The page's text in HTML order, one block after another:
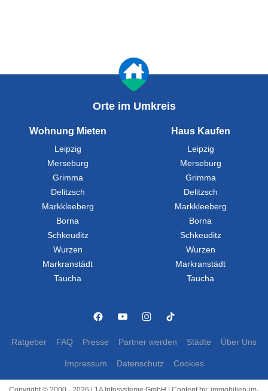
Orte im Umkreis
Wohnung Mieten
Leipzig
Merseburg
Grimma
Delitzsch
Markkleeberg
Borna
Schkeuditz
Wurzen
Markranstädt
Taucha
Haus Kaufen
Leipzig
Merseburg
Grimma
Delitzsch
Markkleeberg
Borna
Schkeuditz
Wurzen
Markranstädt
Taucha
Ratgeber FAQ Presse Partner werden Städte Über Uns
Impressum Datenschutz Cookies